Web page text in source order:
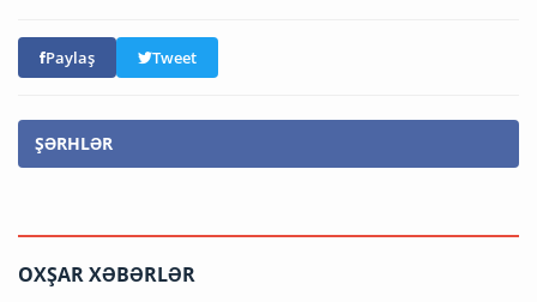
Paylaş Tweet
ŞƏRHLƏR
OXŞAR XƏBƏRLƏR